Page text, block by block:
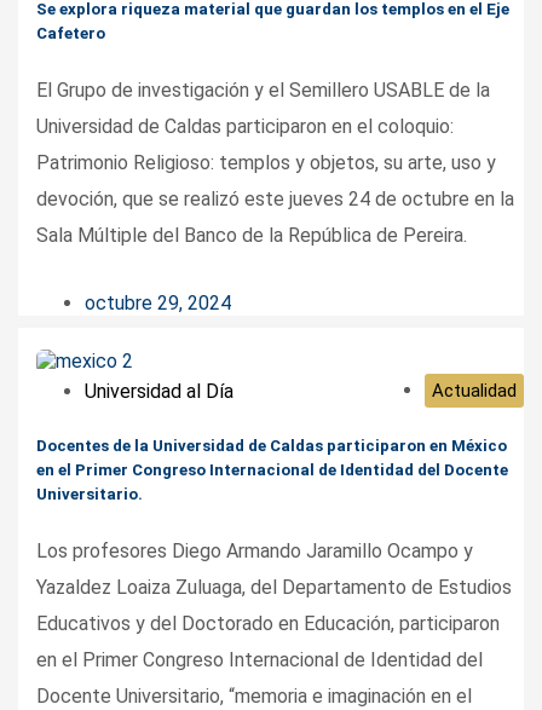
Se explora riqueza material que guardan los templos en el Eje
Cafetero
El Grupo de investigación y el Semillero USABLE de la
Universidad de Caldas participaron en el coloquio:
Patrimonio Religioso: templos y objetos, su arte, uso y
devoción, que se realizó este jueves 24 de octubre en la
Sala Múltiple del Banco de la República de Pereira.
octubre 29, 2024
Universidad al Día Actualidad
Docentes de la Universidad de Caldas participaron en México
en el Primer Congreso Internacional de Identidad del Docente
Universitario.
Los profesores Diego Armando Jaramillo Ocampo y
Yazaldez Loaiza Zuluaga, del Departamento de Estudios
Educativos y del Doctorado en Educación, participaron
en el Primer Congreso Internacional de Identidad del
Docente Universitario, “memoria e imaginación en el